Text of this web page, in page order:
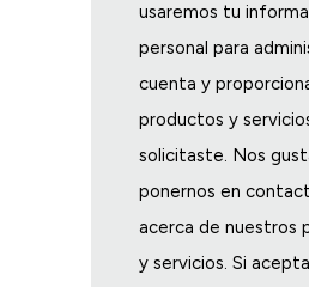
usaremos tu
personal para
cuenta y
productos y
solicitaste. Nos
ponernos en
acerca de nuestros
y servicios. Si